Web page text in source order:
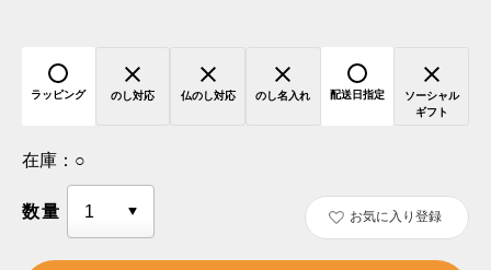
ラッピング のし対応 仏のし対応 のし名入れ 配送日指定
ソーシャル
ギフト
在庫： ○
数量 お気に入り登録